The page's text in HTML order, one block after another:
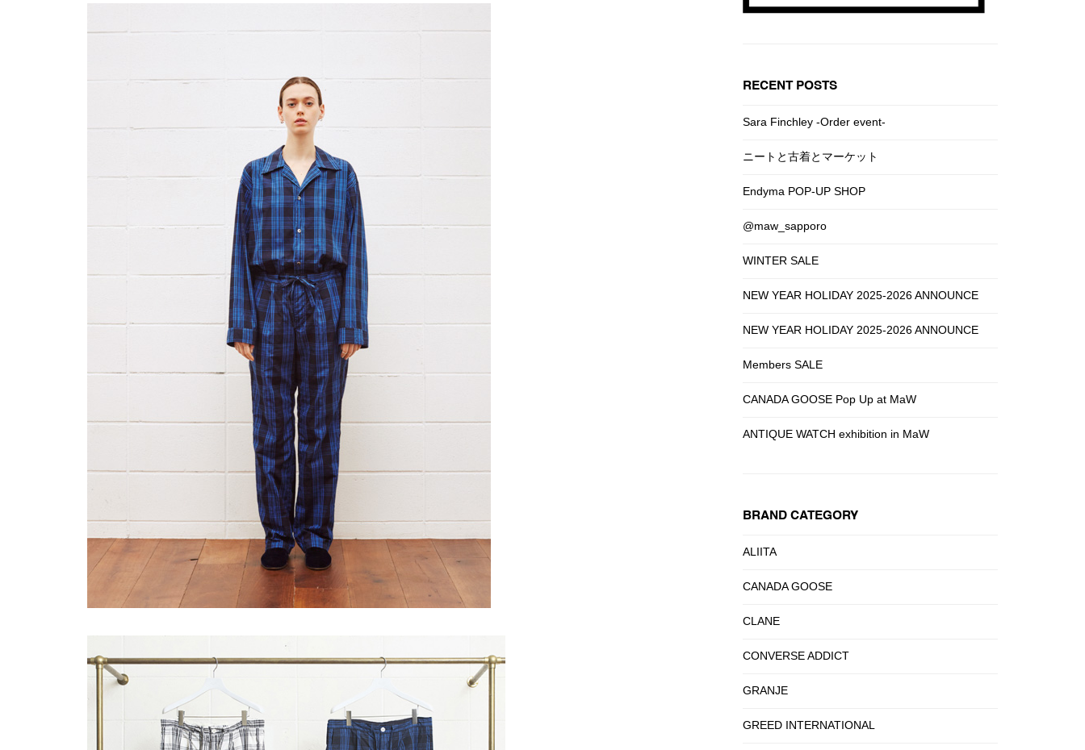
RECENT POSTS
Sara Finchley -Order event-
ニートと古着とマーケット
Endyma POP-UP SHOP
@maw_sapporo
WINTER SALE
NEW YEAR HOLIDAY 2025-2026 ANNOUNCE
NEW YEAR HOLIDAY 2025-2026 ANNOUNCE
Members SALE
CANADA GOOSE Pop Up at MaW
ANTIQUE WATCH exhibition in MaW
BRAND CATEGORY
ALIITA
CANADA GOOSE
CLANE
CONVERSE ADDICT
GRANJE
GREED INTERNATIONAL